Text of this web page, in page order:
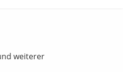
weiterer